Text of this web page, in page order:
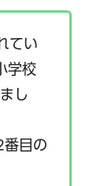
てい
学校
し
番目の